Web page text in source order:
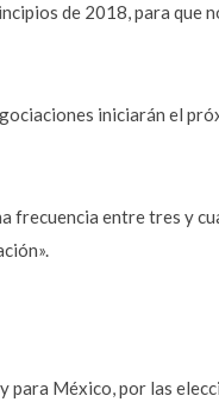
de 2018, para que
iniciarán el
frecuencia entre tres y
para México, por las